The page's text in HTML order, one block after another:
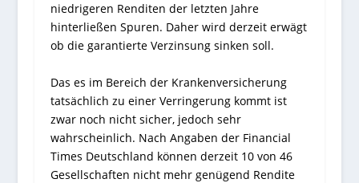
niedrigeren Renditen der letzten Jahre
hinterließen Spuren. Daher wird derzeit erwägt
ob die garantierte Verzinsung sinken soll.
Das es im Bereich der Krankenversicherung
tatsächlich zu einer Verringerung kommt ist
zwar noch nicht sicher, jedoch sehr
wahrscheinlich. Nach Angaben der Financial
Times Deutschland können derzeit 10 von 46
Gesellschaften nicht mehr genügend Rendite